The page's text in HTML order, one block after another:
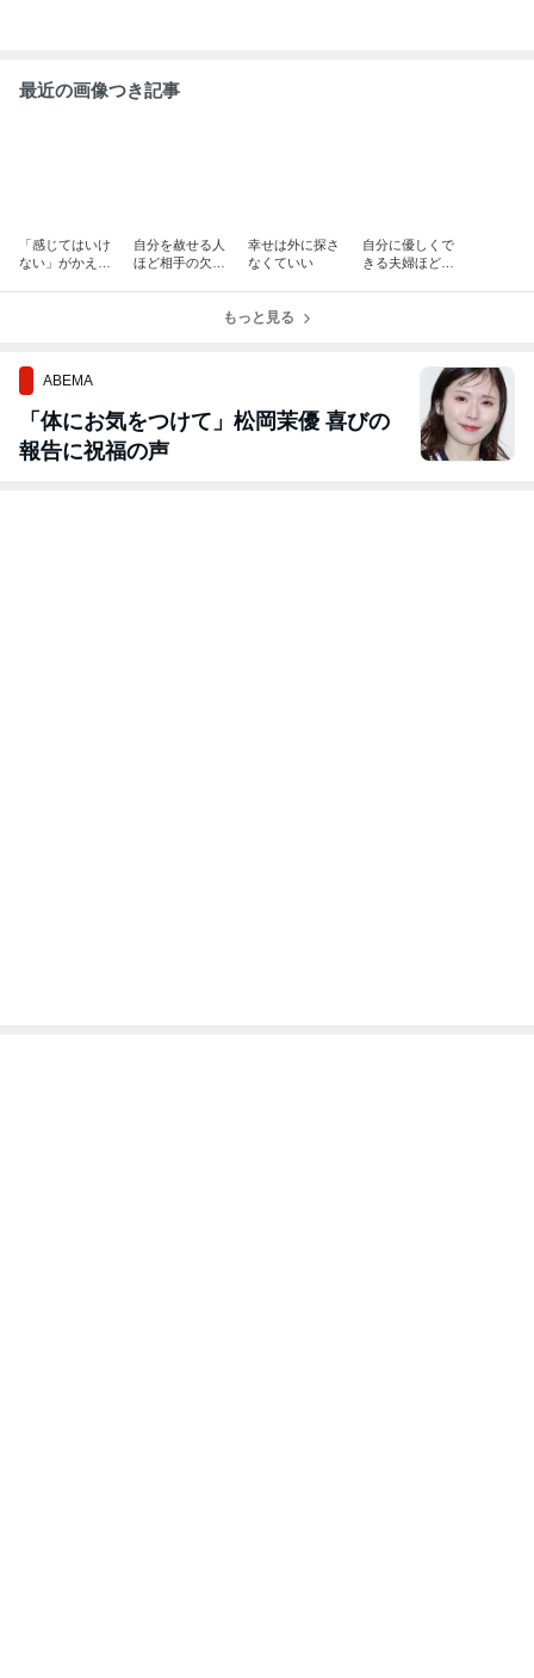
最近の画像つき記事
「感じてはいけ
ない」がかえっ
自分を赦せる人
ほど相手の欠点
幸せは外に探さ
なくていい
自分に優しくで
きる夫婦ほど、
もっと見る
ABEMA
「体にお気をつけて」松岡茉優 喜びの
報告に祝福の声